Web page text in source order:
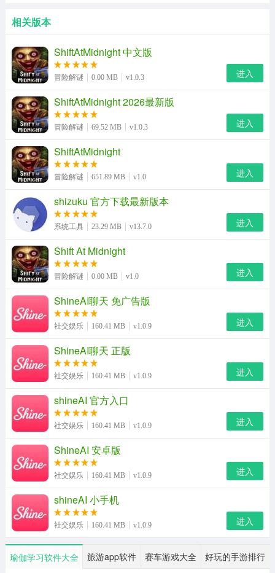
1、平台内置海量预设AI角色，覆盖恋爱甜宠、清冷高冷等
相关版本
ShiftAtMidnight 中文版
冒险解谜 0.00 MB v1.0.3 进入
ShiftAtMidnight 2026最新版
冒险解谜 69.52 MB v1.0.3 进入
ShiftAtMidnight
冒险解谜 651.89 MB v1.0 进入
shizuku 官方下载最新版本
系统工具 23.29 MB v13.7.0 进入
Shift At Midnight
冒险解谜 0.00 MB v1.0 进入
ShineAI聊天 免广告版
社交娱乐 160.41 MB v1.0.9 进入
ShineAI聊天 正版
社交娱乐 160.41 MB v1.0.9 进入
shineAI 官方入口
社交娱乐 160.41 MB v1.0.9 进入
ShineAI 安卓版
社交娱乐 160.41 MB v1.0.9 进入
shineAI 小手机
社交娱乐 160.41 MB v1.0.9 进入
瑜伽学习软件大全 旅游app软件 赛车游戏大全 好玩的手游排行